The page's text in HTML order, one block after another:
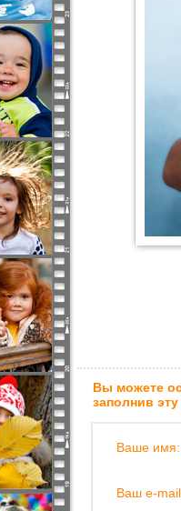
Вы можете
заполнив
Ваше имя:
Ваш e-